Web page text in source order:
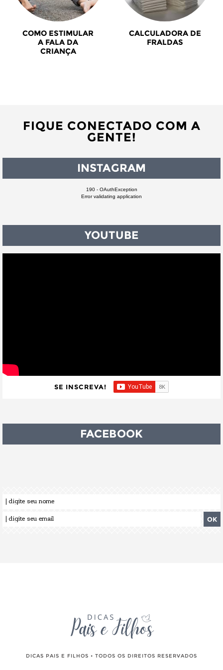
COMO ESTIMULAR
A FALA DA
CRIANÇA
CALCULADORA DE
FRALDAS
FIQUE CONECTADO COM A
GENTE!
INSTAGRAM
190 - OAuthException
Error validating application
YOUTUBE
SE INSCREVA!
FACEBOOK
DICAS PAIS E FILHOS • TODOS OS DIREITOS RESERVADOS